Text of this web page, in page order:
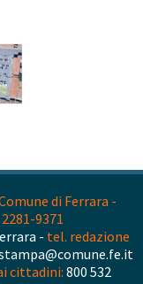
di Ferrara -
9371
- tel. redazione
cittadini: 800 532